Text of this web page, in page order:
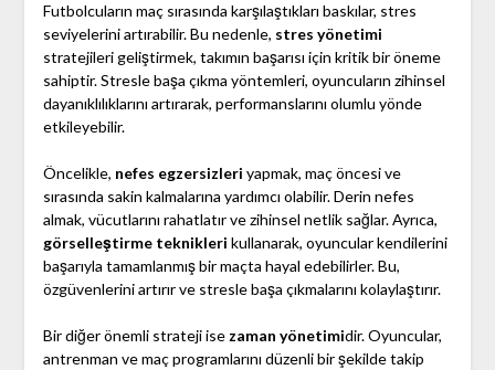
Futbolcuların maç sırasında karşılaştıkları baskılar, stres
seviyelerini artırabilir. Bu nedenle, stres yönetimi
stratejileri geliştirmek, takımın başarısı için kritik bir öneme
sahiptir. Stresle başa çıkma yöntemleri, oyuncuların zihinsel
dayanıklılıklarını artırarak, performanslarını olumlu yönde
etkileyebilir.
Öncelikle, nefes egzersizleri yapmak, maç öncesi ve
sırasında sakin kalmalarına yardımcı olabilir. Derin nefes
almak, vücutlarını rahatlatır ve zihinsel netlik sağlar. Ayrıca,
görselleştirme teknikleri kullanarak, oyuncular kendilerini
başarıyla tamamlanmış bir maçta hayal edebilirler. Bu,
özgüvenlerini artırır ve stresle başa çıkmalarını kolaylaştırır.
Bir diğer önemli strateji ise zaman yönetimidir. Oyuncular,
antrenman ve maç programlarını düzenli bir şekilde takip